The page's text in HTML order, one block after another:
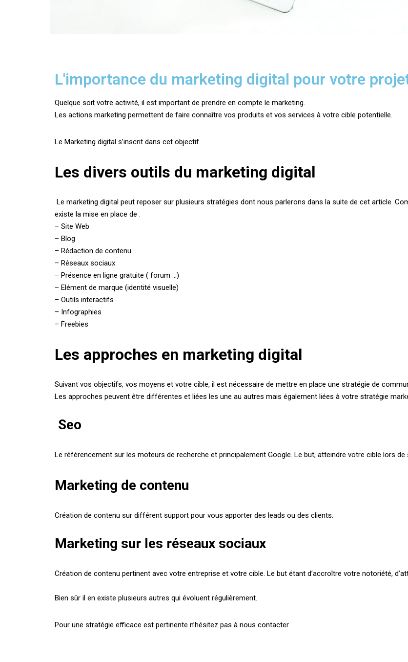
L'importance du marketing digital pour votre
Quelque soit votre activité, il est important de prendre en compte le marketing.
Les actions marketing permettent de faire connaître vos produits et vos services à votre cible potentielle.
Le Marketing digital s’inscrit dans cet objectif.
Les divers outils du marketing digital
Le marketing digital peut reposer sur plusieurs stratégies dont nous parlerons dans la suite de cet article.
existe la mise en place de :
– Site Web
– Blog
– Rédaction de contenu
– Réseaux sociaux
– Présence en ligne gratuite ( forum …)
– Elément de marque (identité visuelle)
– Outils interactifs
– Infographies
– Freebies
Les approches en marketing digital
Suivant vos objectifs, vos moyens et votre cible, il est nécessaire de mettre en place une stratégie de
Les approches peuvent être différentes et liées les une au autres mais également liées à votre stratégie
Seo
Le référencement sur les moteurs de recherche et principalement Google. Le but, atteindre votre cible lors de
Marketing de contenu
Création de contenu sur différent support pour vous apporter des leads ou des clients.
Marketing sur les réseaux sociaux
Création de contenu pertinent avec votre entreprise et votre cible. Le but étant d’accroître votre notoriété,
Bien sûr il en existe plusieurs autres qui évoluent régulièrement.
Pour une stratégie efficace est pertinente n’hésitez pas à nous contacter.